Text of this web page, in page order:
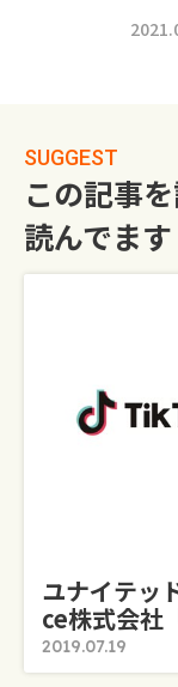
SUGGEST
この記事
読んでます
ユナイテッ
Ce株式会
2019.07.19